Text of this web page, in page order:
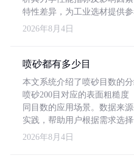
特性差异，为工业选材提供参
2026年8月4日
喷砂都有多少目
本文系统介绍了喷砂目数的
喷砂200目对应的表面粗糙度
同目数的应用场景。数据来
实践，帮助用户根据需求选择
2026年8月4日